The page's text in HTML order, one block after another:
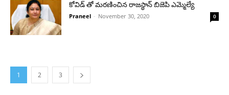
కోవిడ్ తో మరణించిన రాజస్థాన్ బిజెపి ఎమ్మెల్యే
Praneel - November 30, 2020 0
1 2 3